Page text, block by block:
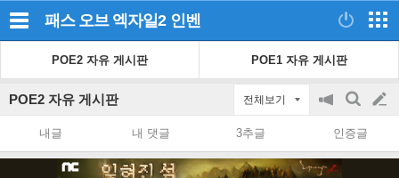
패스 오브 엑자일2 인벤
POE2 자유 게시판 POE1 자유 게시판
POE2 자유 게시판 전체보기
공
on/off
검
색
글
쓰
내글 내 댓글 3추글 인증글